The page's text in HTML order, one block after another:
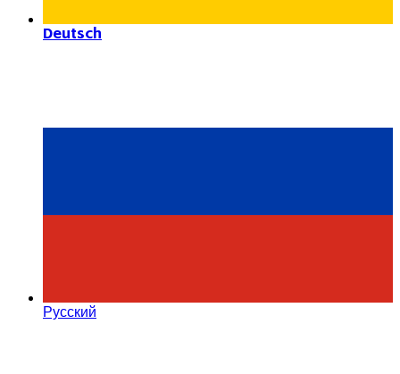
Deutsch
Русский